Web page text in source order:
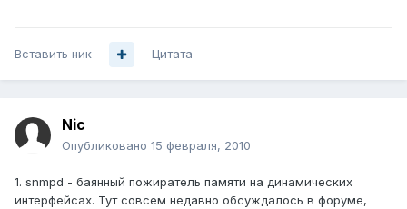
Вставить ник Цитата
Nic
Опубликовано 15 февраля, 2010
1. snmpd - баянный пожиратель памяти на динамических
интерфейсах. Тут совсем недавно обсуждалось в форуме,